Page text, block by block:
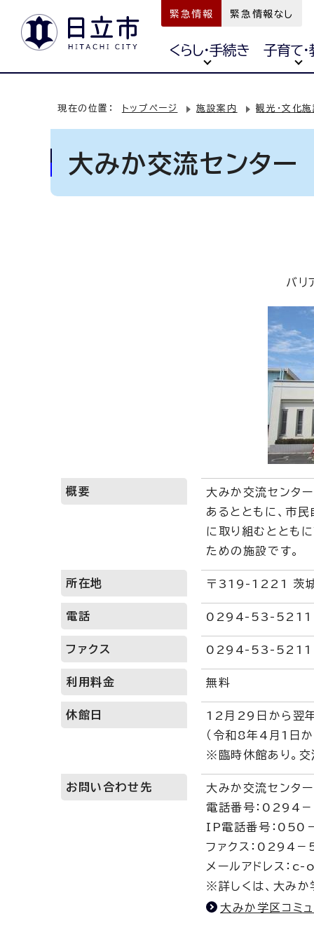
緊急情報 緊急情報なし
くらし・手続き 子育て
現在の位置： トップページ 施設案内 観光・文化
大みか交流センター
バリ
概要
大みか交流センタ
あるとともに、市
に取り組むととも
ための施設です。
所在地 〒319-1221 茨城
電話 0294-53-5211
ファクス 0294-53-5211
利用料金 無料
休館日
12月29日から翌
（令和8年4月1日
※臨時休館あり。交
お問い合わせ先
大みか交流センター
電話番号：0294
IP電話番号：
ファクス：0294
メールアドレス
※詳しくは、大みか
大みか学区コミ